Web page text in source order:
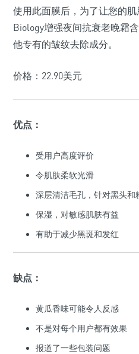
使用此面膜后，为了让您的
Biology增强夜间抗衰老晚霜
他专有的皱纹去除成分。
价格：22.90美元
优点：
受用户高度评价
令肌肤柔软光滑
深层清洁毛孔，针对黑头和
保湿，对敏感肌肤有益
有助于减少黑斑和发红
缺点：
黄瓜香味可能令人反感
不是对每个用户都有效果
报道了一些包装问题